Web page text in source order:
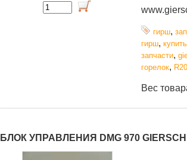
гирш,
гирш,
запчасти,
горелок, R20
Вес
БЛОК УПРАВЛЕНИЯ DMG 970 GIERSCH